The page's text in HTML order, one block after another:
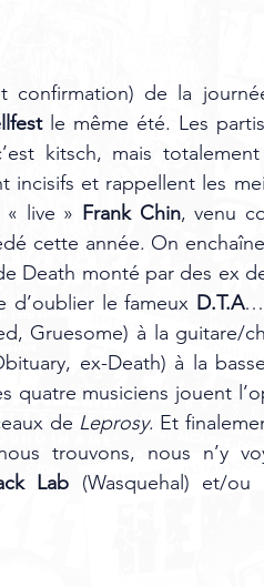
de la
le même été. Les
kitsch, mais totalement
incisifs et rappellent les
live » Frank Chin, venu
Death monté par des ex
d’oublier le fameux D.T.A
Gruesome) à la guitare/
ex-Death) à la
quatre musiciens jouent
de Leprosy. Et
trouvons, nous n’y
Lab